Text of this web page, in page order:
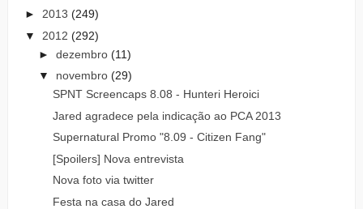
► 2013 (249)
▼ 2012 (292)
► dezembro (11)
▼ novembro (29)
SPNT Screencaps 8.08 - Hunteri Heroici
Jared agradece pela indicação ao PCA 2013
Supernatural Promo "8.09 - Citizen Fang"
[Spoilers] Nova entrevista
Nova foto via twitter
Festa na casa do Jared